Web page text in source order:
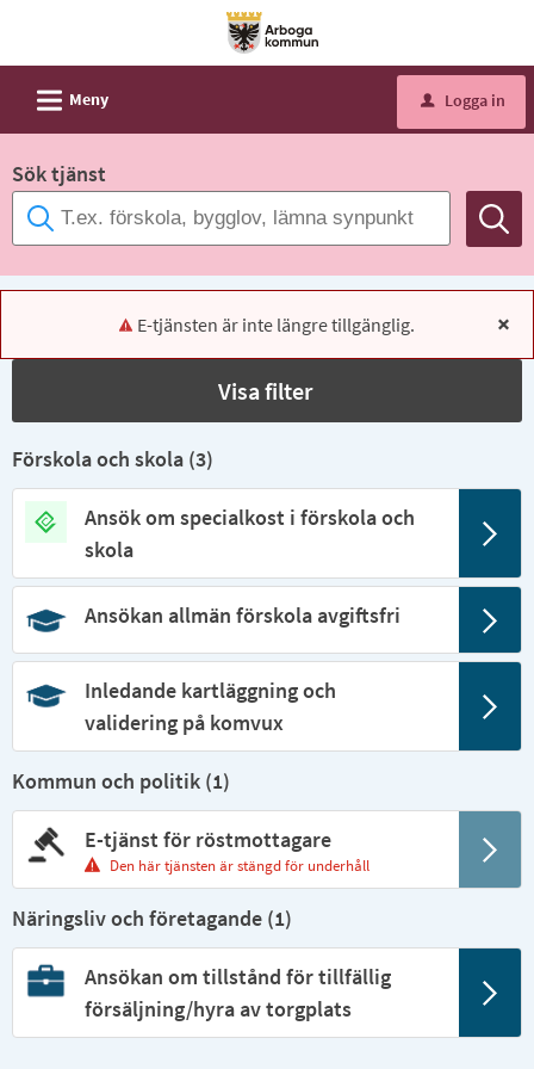
tjänster
Arboga
kommun
L Meny u Logga in
Sök tjänst
E-tjänsten är inte längre tillgänglig. x
Visa filter
Förskola och skola (3)
Ansök om specialkost i förskola och
skola
Ansökan allmän förskola avgiftsfri
Inledande kartläggning och
validering på komvux
Kommun och politik (1)
E-tjänst för röstmottagare
Den här tjänsten är stängd för underhåll
Näringsliv och företagande (1)
Ansökan om tillstånd för tillfällig
försäljning/hyra av torgplats